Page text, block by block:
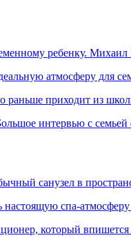
ребенку.
атмосферу для
раньше приходит из
интервью с семьей
санузел в
спа-атмосферу
который